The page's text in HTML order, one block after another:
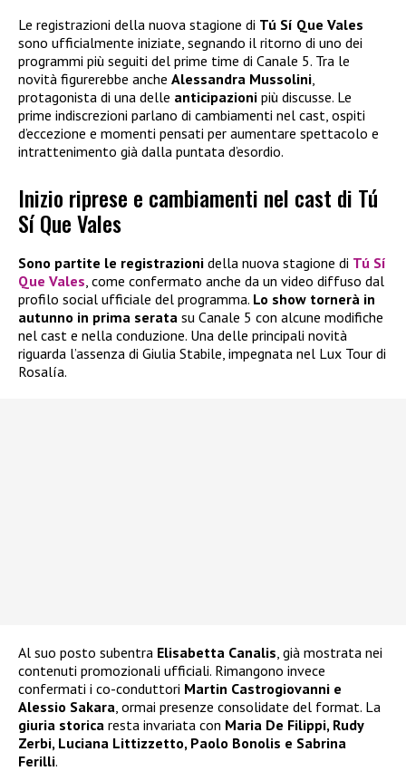
Le registrazioni della nuova stagione di Tú Sí Que Vales
sono ufficialmente iniziate, segnando il ritorno di uno dei
programmi più seguiti del prime time di Canale 5. Tra le
novità figurerebbe anche Alessandra Mussolini,
protagonista di una delle anticipazioni più discusse. Le
prime indiscrezioni parlano di cambiamenti nel cast, ospiti
d’eccezione e momenti pensati per aumentare spettacolo e
intrattenimento già dalla puntata d’esordio.
Inizio riprese e cambiamenti nel cast di Tú
Sí Que Vales
Sono partite le registrazioni della nuova stagione di Tú Sí
Que Vales , come confermato anche da un video diffuso dal
profilo social ufficiale del programma. Lo show tornerà in
autunno in prima serata su Canale 5 con alcune modifiche
nel cast e nella conduzione. Una delle principali novità
riguarda l’assenza di Giulia Stabile, impegnata nel Lux Tour di
Rosalía.
Al suo posto subentra Elisabetta Canalis , già mostrata nei
contenuti promozionali ufficiali. Rimangono invece
confermati i co-conduttori Martin Castrogiovanni e
Alessio Sakara , ormai presenze consolidate del format. La
giuria storica resta invariata con Maria De Filippi, Rudy
Zerbi, Luciana Littizzetto, Paolo Bonolis e Sabrina
Ferilli.